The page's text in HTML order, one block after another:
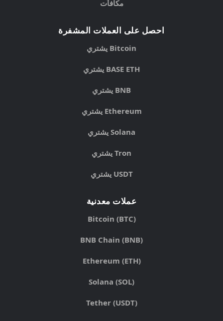
مكافآت
احصل على العملات المشفرة
يشتري Bitcoin
يشتري BASE ETH
يشتري BNB
يشتري Ethereum
يشتري Solana
يشتري Tron
يشتري USDT
عملات معدنية
Bitcoin (BTC)
BNB Chain (BNB)
Ethereum (ETH)
Solana (SOL)
Tether (USDT)